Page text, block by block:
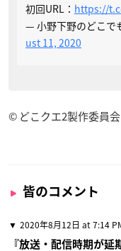
初回URL： https://
— 小野下野のどこで
ust 11, 2020
© どこクエ2製作委員会
皆のコメント
2020年8月12日 at 7:14
『放送・配信時期が